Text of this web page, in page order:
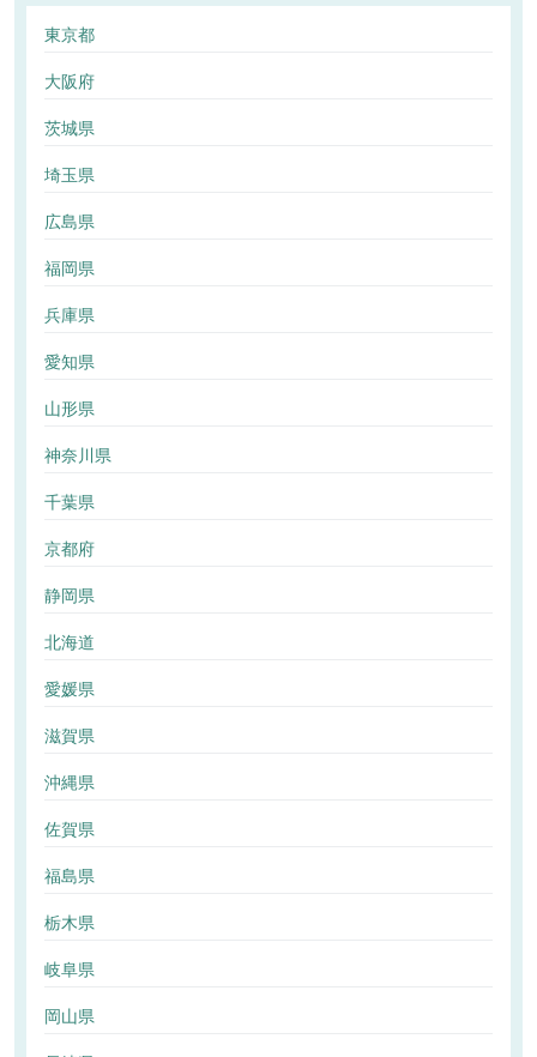
東京都
大阪府
茨城県
埼玉県
広島県
福岡県
兵庫県
愛知県
山形県
神奈川県
千葉県
京都府
静岡県
北海道
愛媛県
滋賀県
沖縄県
佐賀県
福島県
栃木県
岐阜県
岡山県